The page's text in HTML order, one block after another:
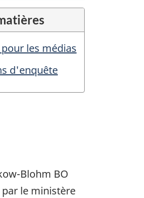
les médias
d'enquête
Blohm BO
par le ministère